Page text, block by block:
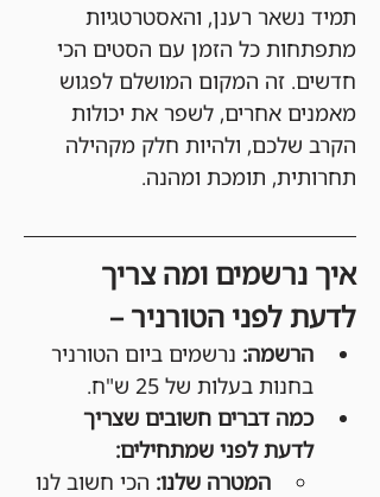
תמיד נשאר רענן, והאסטרטגיות
מתפתחות כל הזמן עם הסטים הכי
חדשים. זה המקום המושלם לפגוש
מאמנים אחרים, לשפר את יכולות
הקרב שלכם, ולהיות חלק מקהילה
תחרותית, תומכת ומהנה.
איך נרשמים ומה צריך
לדעת לפני הטורניר –
הרשמה: נרשמים ביום הטורניר
בחנות בעלות של 25 ש"ח.
כמה דברים חשובים שצריך
לדעת לפני שמתחילים:
המטרה שלנו: הכי חשוב לנו